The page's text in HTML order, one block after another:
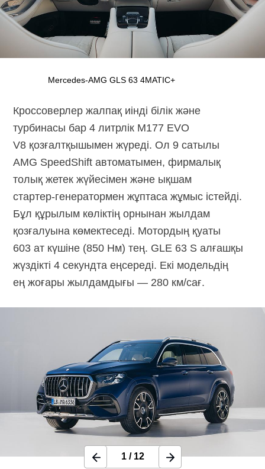
Mercedes-AMG GLS 63 4MATIC+
Кроссоверлер жалпақ иінді білік және
турбинасы бар 4 литрлік M177 EVO
V8 қозғалтқышымен жүреді. Ол 9 сатылы
AMG SpeedShift автоматымен, фирмалық
толық жетек жүйесімен және ықшам
стартер-генератормен жұптаса жұмыс істейді.
Бұл құрылым көліктің орнынан жылдам
қозғалуына көмектеседі. Мотордың қуаты
603 ат күшіне (850 Нм) тең. GLE 63 S алғашқы
жүздікті 4 секундта еңсереді. Екі модельдің
ең жоғары жылдамдығы — 280 км/сағ.
1/ 12